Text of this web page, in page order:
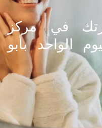
في مركز
الواحد بأبو